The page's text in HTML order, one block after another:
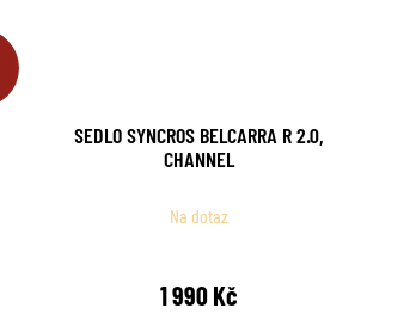
SEDLO SYNCROS BELCARRA R 2.0,
CHANNEL
Na dotaz
1 990 Kč